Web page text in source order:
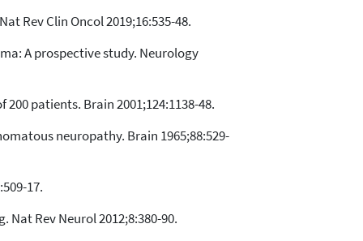
Rev Clin Oncol 2019;16:535-48.
A prospective study. Neurology
patients. Brain 2001;124:1138-48.
neuropathy. Brain 1965;88:529-
17.
Rev Neurol 2012;8:380-90.